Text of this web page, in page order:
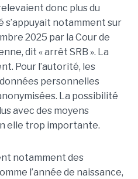
donc plus du
s’appuyait notamment sur
2025 par la Cour de
dit « arrêt SRB ». La
Pour l’autorité, les
personnelles
La possibilité
avec des moyens
elle trop importante.
notamment des
l’année de naissance,